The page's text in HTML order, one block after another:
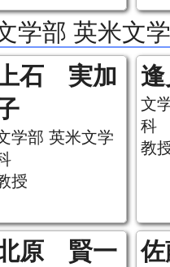
学部 英米文
石 実加
学部 英米文学
授
文
科
教
原 賢一